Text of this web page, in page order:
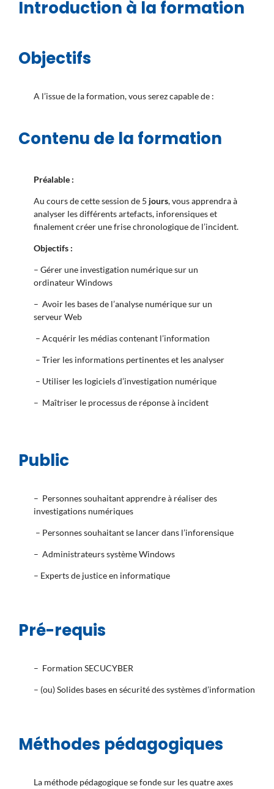
Introduction à la formation
Objectifs
A l’issue de la formation, vous serez capable de :
Contenu de la formation
Préalable :
Au cours de cette session de 5 jours, vous apprendra à
analyser les différents artefacts, inforensiques et
finalement créer une frise chronologique de l’incident.
Objectifs :
– Gérer une investigation numérique sur un
ordinateur Windows
– Avoir les bases de l’analyse numérique sur un
serveur Web
– Acquérir les médias contenant l’information
– Trier les informations pertinentes et les analyser
– Utiliser les logiciels d’investigation numérique
– Maîtriser le processus de réponse à incident
Public
– Personnes souhaitant apprendre à réaliser des
investigations numériques
– Personnes souhaitant se lancer dans l’inforensique
– Administrateurs système Windows
– Experts de justice en informatique
Pré-requis
– Formation SECUCYBER
– (ou) Solides bases en sécurité des systèmes d’information
Méthodes pédagogiques
La méthode pédagogique se fonde sur les quatre axes